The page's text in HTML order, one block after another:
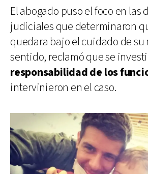
El abogado puso el foco en las
judiciales que determinaron
quedara bajo el cuidado de su
sentido, reclamó que se
responsabilidad de los
intervinieron en el caso.